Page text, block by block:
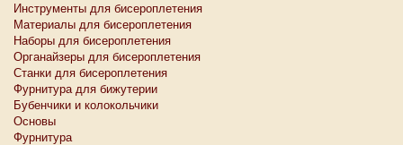
Инструменты для бисероплетения
Материалы для бисероплетения
Наборы для бисероплетения
Органайзеры для бисероплетения
Станки для бисероплетения
Фурнитура для бижутерии
Бубенчики и колокольчики
Основы
Фурнитура